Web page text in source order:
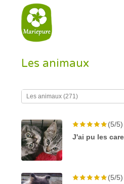
Les animaux
(5/5)
J'ai pu les
(5/5)